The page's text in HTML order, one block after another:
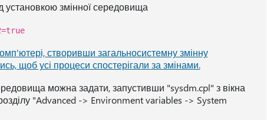
установкою змінної середовища
створивши загальносистемну змінну
щоб усі процеси спостерігали за змінами.
можна задати, запустивши "sysdm.cpl" з вікна
"Advanced -> Environment variables -> System